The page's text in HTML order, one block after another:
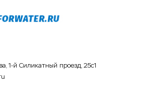
1-й Силикатный проезд, 25с1